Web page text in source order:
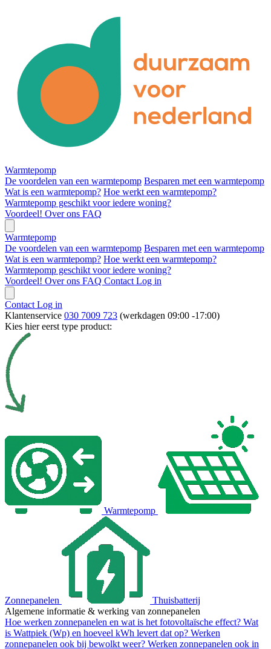
Warmtepomp
De voordelen van een warmtepomp Besparen met een warmtepomp
Wat is een warmtepomp? Hoe werkt een warmtepomp?
Warmtepomp geschikt voor iedere woning?
Voordeel! Over ons FAQ
Warmtepomp
De voordelen van een warmtepomp Besparen met een warmtepomp
Wat is een warmtepomp? Hoe werkt een warmtepomp?
Warmtepomp geschikt voor iedere woning?
Voordeel! Over ons FAQ Contact Log in
Contact Log in
Klantenservice 030 7009 723 (werkdagen 09:00 -17:00)
Kies hier eerst type product:
Warmtepomp
Zonnepanelen
Thuisbatterij
Algemene informatie & werking van zonnepanelen
Hoe werken zonnepanelen en wat is het fotovoltaïsche effect? Wat
is Wattpiek (Wp) en hoeveel kWh levert dat op? Werken
zonnepanelen ook bij bewolkt weer? Werken zonnepanelen ook in